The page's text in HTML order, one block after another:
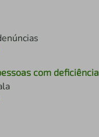
com deficiência